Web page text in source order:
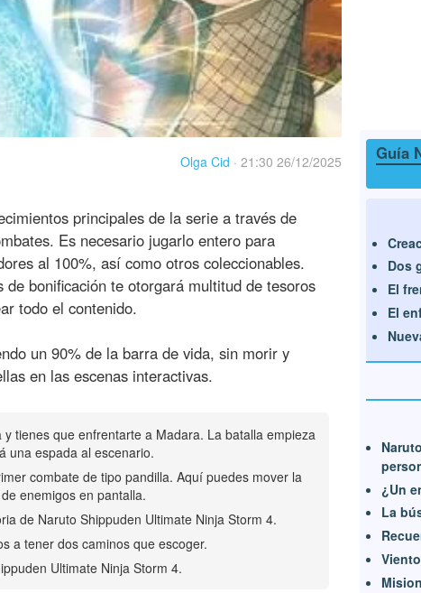
Olga Cid · 21:30 26/12/2025
principales de la serie a través de
Es necesario jugarlo entero para
al 100%, así como otros coleccionables.
bonificación te otorgará multitud de tesoros
todo el contenido.
un 90% de la barra de vida, sin morir y
en las escenas interactivas.
y tienes que enfrentarte a Madara. La batalla empieza
una espada al escenario.
combate de tipo pandilla. Aquí puedes mover la
enemigos en pantalla.
de Naruto Shippuden Ultimate Ninja Storm 4.
a tener dos caminos que escoger.
Ultimate Ninja Storm 4.
Guía
Dos
El
El
¿Un
La